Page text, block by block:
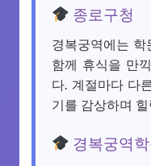
종로구청
경복궁역에는
함께 휴식을 만
다. 계절마다 다
기를 감상하며
경복궁역